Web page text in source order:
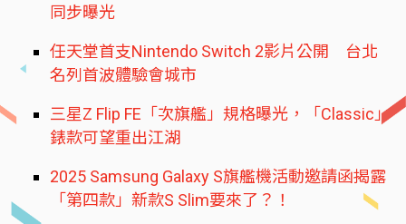
同步曝光
任天堂首支Nintendo Switch 2影片公開 台北
名列首波體驗會城市
三星Z Flip FE「次旗艦」規格曝光，「Classic」
錶款可望重出江湖
2025 Samsung Galaxy S旗艦機活動邀請函揭露
「第四款」新款S Slim要來了？！